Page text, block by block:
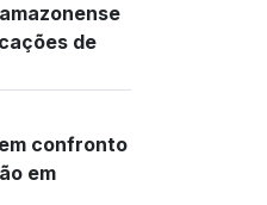
de
confronto
em